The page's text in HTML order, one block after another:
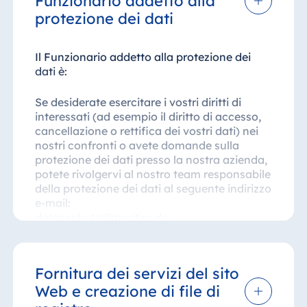
protezione dei dati
Il Funzionario addetto alla protezione dei
dati è:
Se desiderate esercitare i vostri diritti di
interessati (ad esempio il diritto di accesso,
cancellazione o rettifica dei vostri dati) nei
nostri confronti o avete domande sulla
protezione dei dati presso la nostra azienda,
potete rivolgervi al nostro team responsabile
della protezione dei dati al seguente indirizzo
e-mail:
contattarlo come segue:
Fornitura dei servizi del sito
Web e creazione di file di